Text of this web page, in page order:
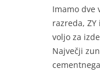
Imamo dve
razreda, ZY
voljo za
Največji